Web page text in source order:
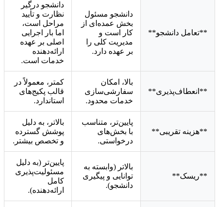
**تعامل دانشجو**
دانشجو مسئول
بخش عمده‌ای از
کار است و
مدیریت کلی را
بر عهده دارد.
دانشجو درگیر
نظارت و تأیید
مراحل است،
اما بار اجرایی
اصلی بر عهده
ارائه‌دهنده
خدمات است.
**انعطاف‌پذیری**
بالا، امکان
سفارشی‌سازی
خدمات محدود.
کمتر، معمولاً در
قالب پکیج‌های
استاندارد.
**هزینه تقریبی**
پایین‌تر، متناسب
با بخش‌های
درخواستی.
بالاتر، به دلیل
پوشش گسترده
و تخصص بیشتر.
**ریسک**
بالاتر (وابسته به
توانایی و پیگیری
دانشجو).
پایین‌تر (به دلیل
مسئولیت‌پذیری
کامل
ارائه‌دهنده).